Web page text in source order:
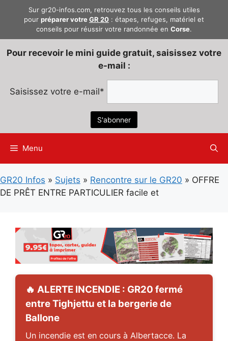
Sur gr20-infos.com, retrouvez tous les conseils utiles
pour préparer votreGR 20 : étapes, refuges, matériel et
conseils pour réussir votre randonnée en Corse.
Pour recevoir le mini guide gratuit, saisissez votre
e-mail :
Saisissez votre e-mail*
Menu
GR20 Infos » Sujets » Rencontre sur le GR20 » OFFRE
DE PRÊT ENTRE PARTICULIER facile et
🔥 ALERTE INCENDIE : GR20 fermé
entre Tighjettu et la bergerie de
Ballone
Un incendie est en cours à Albertacce. La